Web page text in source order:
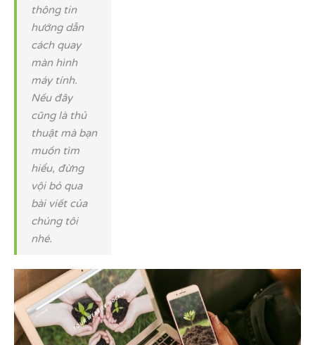
thông tin
hướng dẫn
cách quay
màn hình
máy tính.
Nếu đây
cũng là thủ
thuật mà bạn
muốn tìm
hiểu, đừng
vội bỏ qua
bài viết của
chúng tôi
nhé.